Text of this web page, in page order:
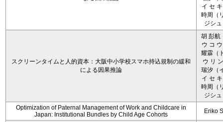
イ セ
時周（
ジシ
スクリーンタイムと人的資本：大阪中小学校スマホ持込規制の緩和
による因果推論
胡 彭航
ウ コ
耀霖（
ウ リ
瑞汐（
イ セ
時周（
ジシ
Optimization of Paternal Management of Work and Childcare in
Japan: Institutional Bundles by Child Age Cohorts
Eriko